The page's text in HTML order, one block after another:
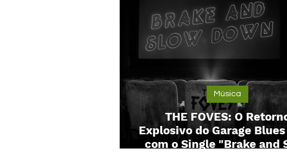
THE FOVES: O
Explosivo do Garage Blues
com o Single "Brake and
Música